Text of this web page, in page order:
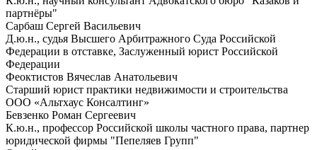
партнёры"
Сарбаш Сергей Васильевич
Д.ю.н., судья Высшего Арбитражного Суда Российской
Федерации в отставке, Заслуженный юрист Российской
Федерации
Феоктистов Вячеслав Анатольевич
Старший юрист практики недвижимости и строительства
ООО «Альтхаус Консалтинг»
Бевзенко Роман Сергеевич
К.ю.н., профессор Российской школы частного права, партнер
юридической фирмы "Пепеляев Групп"